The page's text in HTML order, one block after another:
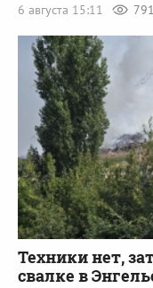
6 августа 15:11
791
Техники нет,
свалке в